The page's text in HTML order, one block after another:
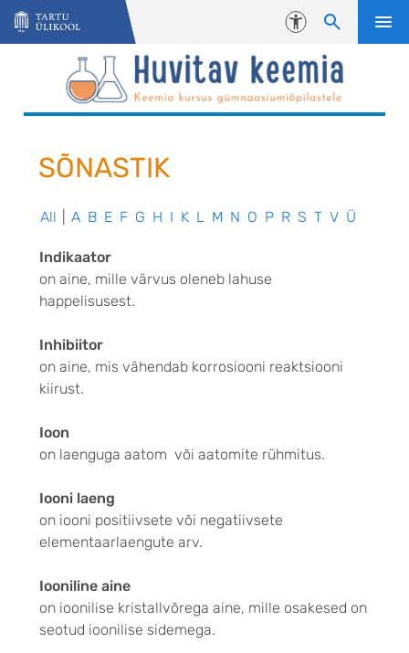
Liigu edasi põhisisu juurde
Juurdepääsetavus
SÕNASTIK
All A B E F G H I K L M N O P R S T V Ü
Indikaator
on aine, mille värvus oleneb lahuse
happelisusest.
Inhibiitor
on aine, mis vähendab korrosiooni reaktsiooni
kiirust.
Ioon
on laenguga aatom või aatomite rühmitus.
Iooni laeng
on iooni positiivsete või negatiivsete
elementaarlaengute arv.
Iooniline aine
on ioonilise kristallvõrega aine, mille osakesed on
seotud ioonilise sidemega.